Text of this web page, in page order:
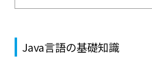
Java言語の基礎知識